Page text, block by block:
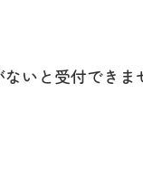
いと受付できま